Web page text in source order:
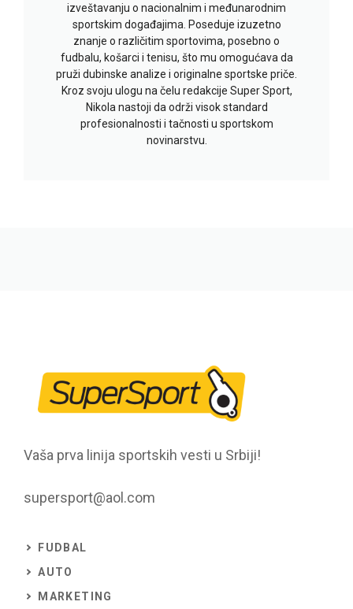
izveštavanju o nacionalnim i međunarodnim
sportskim događajima. Poseduje izuzetno
znanje o različitim sportovima, posebno o
fudbalu, košarci i tenisu, što mu omogućava da
pruži dubinske analize i originalne sportske priče.
Kroz svoju ulogu na čelu redakcije Super Sport,
Nikola nastoji da održi visok standard
profesionalnosti i tačnosti u sportskom
novinarstvu.
Vaša prva linija sportskih vesti u Srbiji!
supersport@aol.com
FUDBAL
AUTO
MARKETING